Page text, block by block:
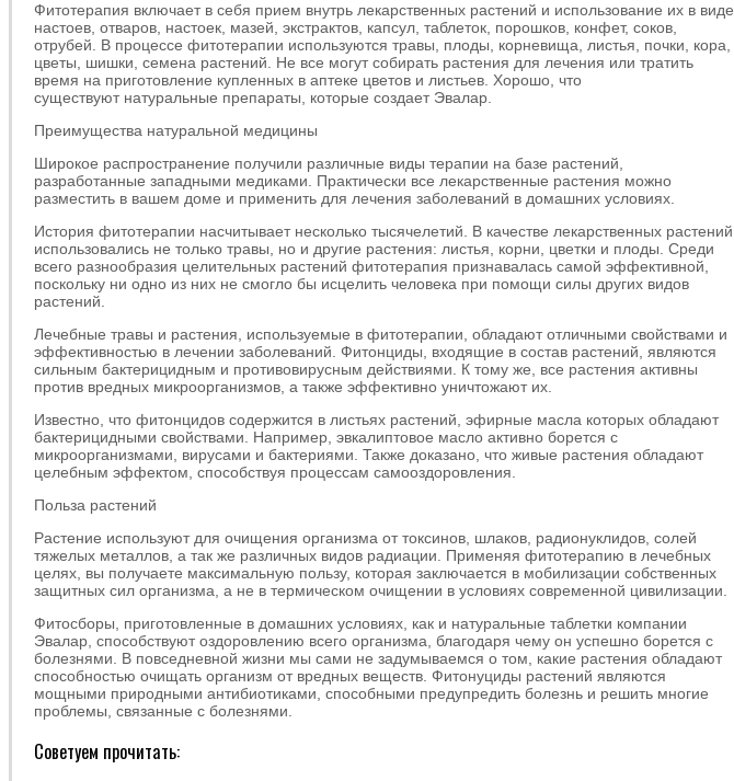
Фитотерапия включает в себя прием внутрь лекарственных растений и использование их в виде
настоев, отваров, настоек, мазей, экстрактов, капсул, таблеток, порошков, конфет, соков,
отрубей. В процессе фитотерапии используются травы, плоды, корневища, листья, почки, кора,
цветы, шишки, семена растений. Не все могут собирать растения для лечения или тратить
время на приготовление купленных в аптеке цветов и листьев. Хорошо, что
существуют натуральные препараты, которые создает Эвалар.
Преимущества натуральной медицины
Широкое распространение получили различные виды терапии на базе растений,
разработанные западными медиками. Практически все лекарственные растения можно
разместить в вашем доме и применить для лечения заболеваний в домашних условиях.
История фитотерапии насчитывает несколько тысячелетий. В качестве лекарственных растений
использовались не только травы, но и другие растения: листья, корни, цветки и плоды. Среди
всего разнообразия целительных растений фитотерапия признавалась самой эффективной,
поскольку ни одно из них не смогло бы исцелить человека при помощи силы других видов
растений.
Лечебные травы и растения, используемые в фитотерапии, обладают отличными свойствами и
эффективностью в лечении заболеваний. Фитонциды, входящие в состав растений, являются
сильным бактерицидным и противовирусным действиями. К тому же, все растения активны
против вредных микроорганизмов, а также эффективно уничтожают их.
Известно, что фитонцидов содержится в листьях растений, эфирные масла которых обладают
бактерицидными свойствами. Например, эвкалиптовое масло активно борется с
микроорганизмами, вирусами и бактериями. Также доказано, что живые растения обладают
целебным эффектом, способствуя процессам самооздоровления.
Польза растений
Растение используют для очищения организма от токсинов, шлаков, радионуклидов, солей
тяжелых металлов, а так же различных видов радиации. Применяя фитотерапию в лечебных
целях, вы получаете максимальную пользу, которая заключается в мобилизации собственных
защитных сил организма, а не в термическом очищении в условиях современной цивилизации.
Фитосборы, приготовленные в домашних условиях, как и натуральные таблетки компании
Эвалар, способствуют оздоровлению всего организма, благодаря чему он успешно борется с
болезнями. В повседневной жизни мы сами не задумываемся о том, какие растения обладают
способностью очищать организм от вредных веществ. Фитонуциды растений являются
мощными природными антибиотиками, способными предупредить болезнь и решить многие
проблемы, связанные с болезнями.
Советуем прочитать: